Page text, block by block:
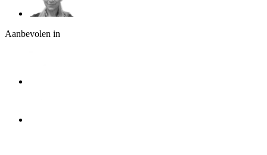
Aanbevolen in